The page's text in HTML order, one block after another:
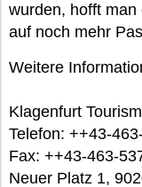
wurden, hofft
auf noch mehr
Weitere
Klagenfurt
Telefon: ++43-
Fax: ++43-463-
Neuer Platz 1,